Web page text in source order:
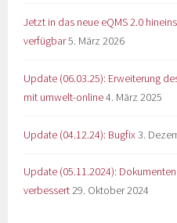
Jetzt in das neue eQMS 2.0
verfügbar5. März 2026
Update (06.03.25): Erweiterung
mit umwelt-online4. März 2025
Update (04.12.24): Bugfix 3.
Update (05.11.2024):
verbessert29. Oktober 2024